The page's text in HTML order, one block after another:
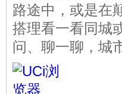
路途中，或是在
搭理看一看同城
问、聊一聊，城